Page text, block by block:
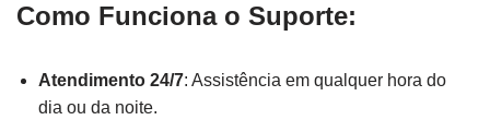
Como Funciona o Suporte:
Atendimento 24/7: Assistência em qualquer hora do
dia ou da noite.